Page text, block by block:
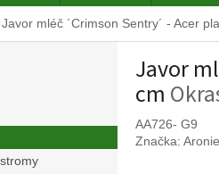
Javor mléč ´Crimson Sentry´ - Acer
Javor
cm
AA726- G9
Značka: